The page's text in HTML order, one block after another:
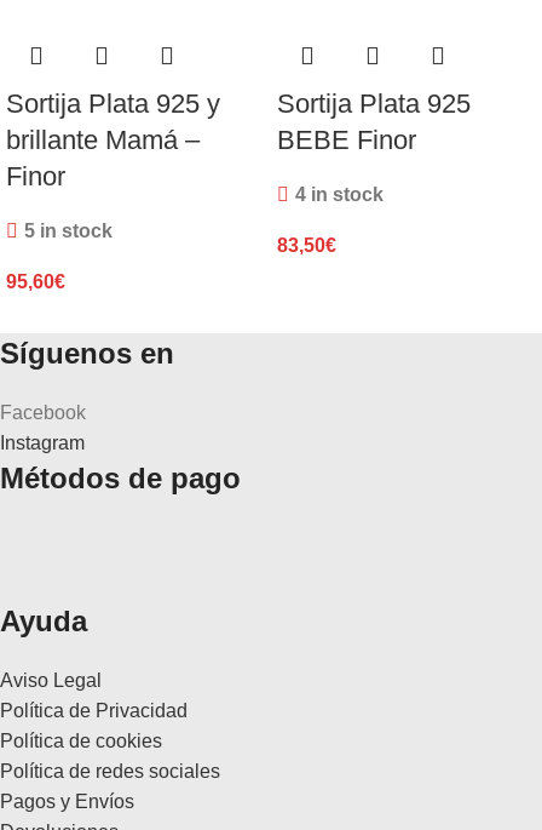
Sortija Plata 925 y
brillante Mamá –
Finor
5 in stock
95,60€
Sortija Plata 925
BEBE Finor
4 in stock
83,50€
Síguenos en
Facebook
Instagram
Métodos de pago
Ayuda
Aviso Legal
Política de Privacidad
Política de cookies
Política de redes sociales
Pagos y Envíos